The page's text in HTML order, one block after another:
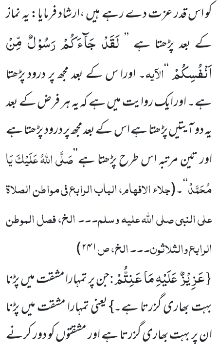
کو اس قدر عزت دے رہے ہیں ،ارشاد فرمایا: یہ نماز
کے بعد پڑھتا ہے ’’لَقَدْ جَآءَكُمْ رَسُوْلٌ مِّنْ
اَنْفُسِكُمْ‘‘الآیہ۔ اورا س کے بعد مجھ پر درود پڑھتا
ہے۔ اور ایک روایت میں ہے کہ یہ ہر فرض کے بعد
یہ دو آیتیں پڑھتا ہے اس کے بعدمجھ پر درود پڑھتا ہے
اور تین مرتبہ اس طرح پڑھتا ہے’’صَلَّی اللہُ عَلَیْکَ یَا
مُحَمَّدْ‘‘۔(جلاء الافہام، الباب الرابع فی مواطن الصلاۃ
علی النبی صلی اللہ علیہ وسلم۔۔۔ الخ، فصل الموطن
الرابع والثلاثون۔۔۔ الخ، ص۲۴۱)
{عَزِیْزٌ عَلَیْهِ مَا عَنِتُّمْ:جن پر تمہارا مشقت میں پڑنا
بہت بھاری گزرتا ہے۔} یعنی تمہارا مشقت میں پڑنا
ان پر بہت بھاری گزرتا ہے اور مشقتوں کو دور کرنے